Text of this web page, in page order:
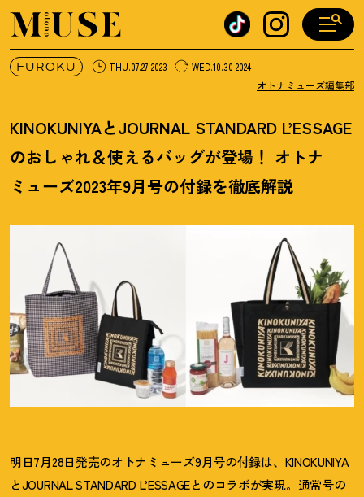
オトナミューズ ウェブ
FUROKU THU.07.27 2023 WED.10.30 2024
オトナミューズ編集部
KINOKUNIYAとJOURNAL STANDARD L’ESSAGE
のおしゃれ＆使えるバッグが登場 ！ オトナ
ミューズ2023年9月号の付録を徹底解説
明日7月28日発売のオトナミューズ9月号の付録は、KINOKUNIYA
とJOURNAL STANDARD L’ESSAGEとのコラボが実現。通常号の